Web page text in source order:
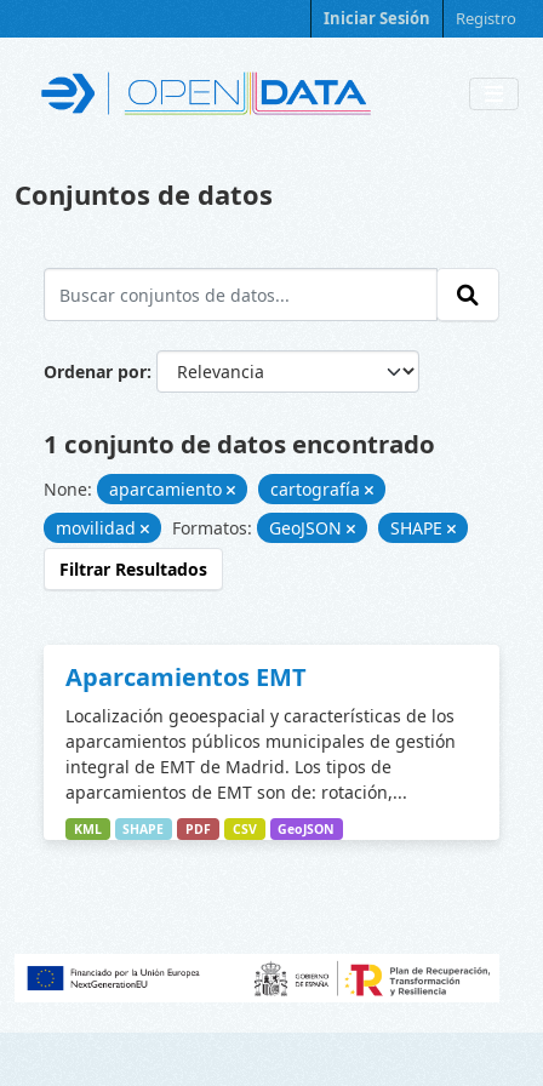
Iniciar Sesión Registro
Conjuntos de datos
Ordenar por
1 conjunto de datos encontrado
None: aparcamiento
cartografía
movilidad
Formatos: GeoJSON
SHAPE
Filtrar Resultados
Aparcamientos EMT
Localización geoespacial y características de los
aparcamientos públicos municipales de gestión
integral de EMT de Madrid. Los tipos de
aparcamientos de EMT son de: rotación,...
KML SHAPE PDF CSV GeoJSON